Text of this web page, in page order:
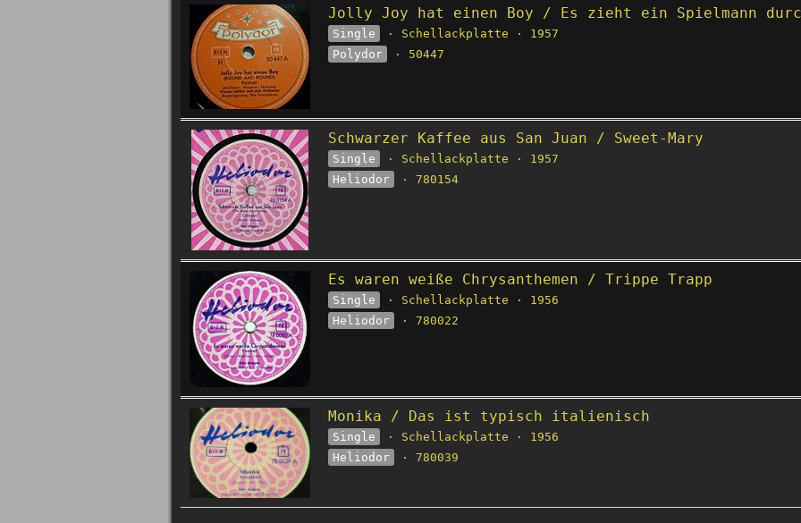
Jolly Joy hat einen Boy / Es zieht ein Spielmann
Single
· Schellackplatte · 1957
Polydor
· 50447
Schwarzer Kaffee aus San Juan / Sweet-Mary
Single
· Schellackplatte · 1957
Heliodor
· 780154
Es waren weiße Chrysanthemen / Trippe Trapp
Single
· Schellackplatte · 1956
Heliodor
· 780022
Monika / Das ist typisch italienisch
Single
· Schellackplatte · 1956
Heliodor
· 780039